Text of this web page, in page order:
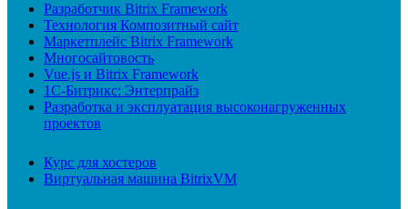
Разработчик Bitrix Framework
Технология Композитный сайт
Маркетплейс Bitrix Framework
Многосайтовость
Vue.js и Bitrix Framework
1С-Битрикс: Энтерпрайз
Разработка и эксплуатация высоконагруженных
проектов
Курс для хостеров
Виртуальная машина BitrixVM